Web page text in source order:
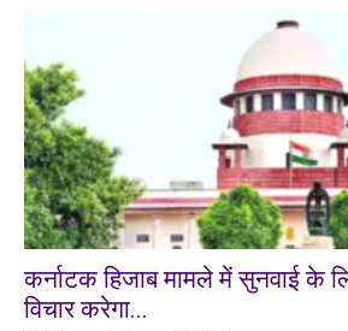
कर्नाटक हिजाब मामले में सुनवाई के
विचार करेगा...